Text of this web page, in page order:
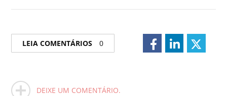
LEIA COMENTÁRIOS 0
DEIXE UM COMENTÁRIO.